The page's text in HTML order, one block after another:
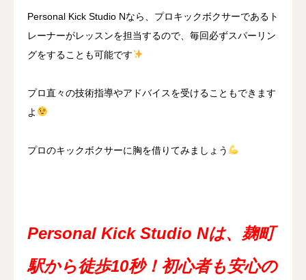
Personal Kick Studio Nなら、プロキックボクサーであるト
レーナーがレッスンを担当するので、毎回必ずスパーリン
グをすることも可能です
プロ直々の技術指導やアドバイスを受けることもできます
よ
プロのキックボクサーに胸を借りてみましょう
Personal Kick Studio Nは、麹町
駅から徒歩10秒！初心者も安心の